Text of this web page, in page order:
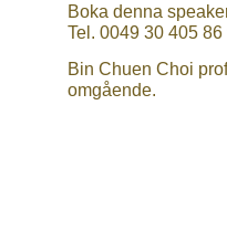
Boka denna
Tel. 0049 30 405
Bin Chuen Choi
omgående.